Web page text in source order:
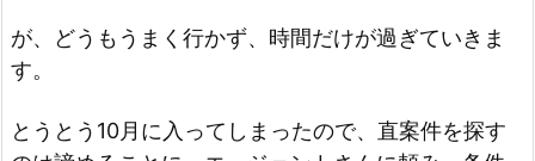
が、どうもうまく行かず、時間だけが過ぎていきま
す。
とうとう10月に入ってしまったので、直案件を探す